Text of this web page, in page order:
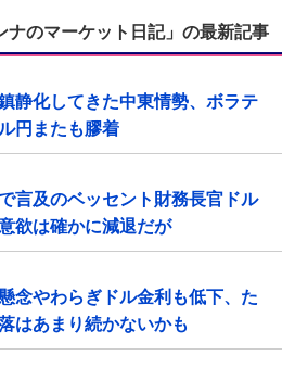
ナのマーケット日記」の最新記事
静化してきた中東情勢、ボラテ
円またも膠着
言及のベッセント財務長官ドル
欲は確かに減退だが
念やわらぎドル金利も低下、た
はあまり続かないかも